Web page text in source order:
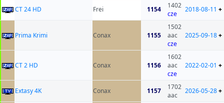
CT 24 HD Frei 1154
1402
cze
2018-08-11 +
Prima Krimi Conax 1155
1502
aac
cze
2025-09-18+
CT 2 HD Conax 1156
1602
aac
cze
2022-02-01 +
Extasy 4K Conax 1157
1702
aac
2026-05-28+